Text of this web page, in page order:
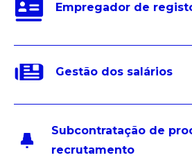
Empregador de
Gestão dos salários
Subcontratação de
recrutamento